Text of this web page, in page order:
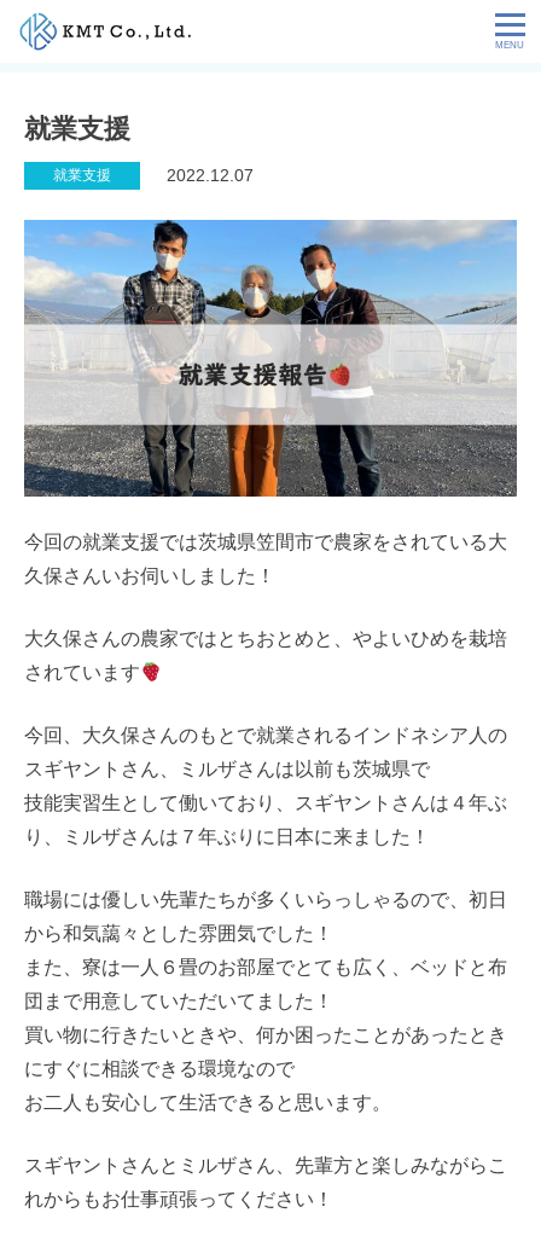
Skip
NEWS
サービス
お客様の声
特定技能コラム
採用情報
就業支援
就業支援 2022.12.07
今回の就業支援では茨城県笠間市で農家をされている大
久保さんいお伺いしました！
大久保さんの農家ではとちおとめと、やよいひめを栽培
されています
今回、大久保さんのもとで就業されるインドネシア人の
スギヤントさん、ミルザさんは以前も茨城県で
技能実習生として働いており、スギヤントさんは４年ぶ
り、ミルザさんは７年ぶりに日本に来ました！
職場には優しい先輩たちが多くいらっしゃるので、初日
から和気藹々とした雰囲気でした！
また、寮は一人６畳のお部屋でとても広く、ベッドと布
団まで用意していただいてました！
買い物に行きたいときや、何か困ったことがあったとき
にすぐに相談できる環境なので
お二人も安心して生活できると思います。
スギヤントさんとミルザさん、先輩方と楽しみながらこ
れからもお仕事頑張ってください！